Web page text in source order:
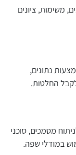
משימות, ציונים
נתונים,
החלטות.
מסמכים, סוכני